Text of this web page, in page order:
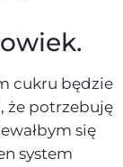
cukru będzie
że potrzebuję
się
system